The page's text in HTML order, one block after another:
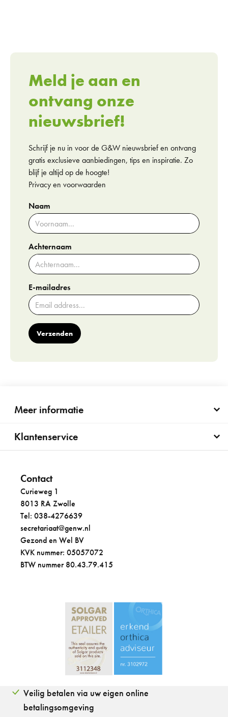
Meld je aan en
ontvang onze
nieuwsbrief!
Schrijf je nu in voor de G&W nieuwsbrief en ontvang
gratis exclusieve aanbiedingen, tips en inspiratie. Zo
blijf je altijd op de hoogte!
Privacy en voorwaarden
Naam
Achternaam
E-mailadres
Verzenden
Meer informatie
Klantenservice
Contact
Curieweg 1
8013 RA Zwolle
Tel: 038-4276639
secretariaat@genw.nl
Gezond en Wel BV
KVK nummer: 05057072
BTW nummer 80.43.79.415
Veilig betalen via uw eigen online
betalingsomgeving